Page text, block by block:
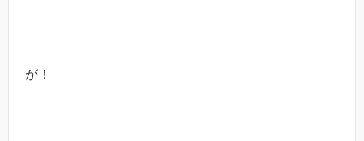
が！